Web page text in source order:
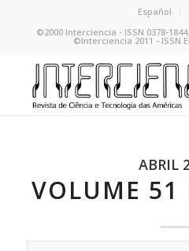
Español
©2000 Interciencia - ISSN 0378-
©Interciencia 2011 - ISSN
ABRIL
VOLUME 51